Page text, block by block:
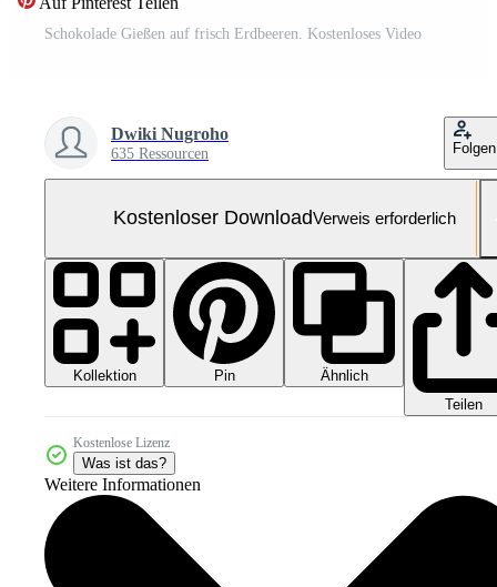
Schokolade Gießen auf frisch Erdbeeren. Kostenloses Video
Dwiki Nugroho
635 Ressourcen Folgen
Kostenloser DownloadVerweis erforderlich
Kollektion Pin
Ähnlich
Teilen
Kostenlose Lizenz
Was ist das?
Weitere Informationen